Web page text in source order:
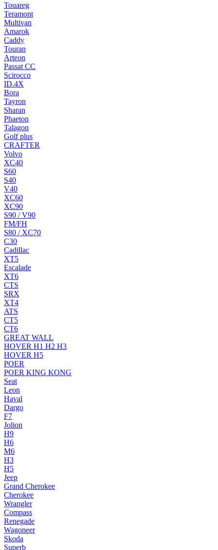
Touareg
Teramont
Multivan
Amarok
Caddy
Touran
Arteon
Passat CC
Scirocco
ID.4X
Bora
Tayron
Sharan
Phaeton
Talagon
Golf plus
CRAFTER
Volvo
XC40
S60
S40
V40
XC60
XC90
S90 / V90
FM/FH
S80 / XC70
C30
Cadillac
XT5
Escalade
XT6
CTS
SRX
XT4
ATS
CT5
CT6
GREAT WALL
HOVER H1 H2 H3
HOVER H5
POER
POER KING KONG
Seat
Leon
Haval
Dargo
F7
Jolion
H9
H6
M6
H3
H5
Jeep
Grand Cherokee
Cherokee
Wrangler
Compass
Renegade
Wagoneer
Skoda
Superb